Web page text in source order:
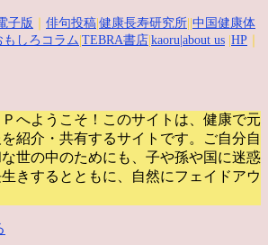
子版 俳句投稿 健康長寿研究所 中国健康体
もしろコラム TEBRA書店 kaoru |about us HP
へようこそ！このサイトは、健康で元
紹介・共有するサイトです。
ご自分自
世の中のためにも、子や孫や国に迷惑
きするとともに、自然にフェイドアウ